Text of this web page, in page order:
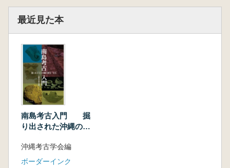
最近見た本
南島考古入門 掘
り出された沖縄の歴
沖縄考古学会編
ボーダーインク